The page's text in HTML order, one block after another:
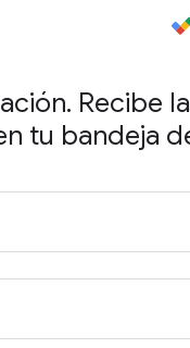
Recibe
tu bandeja